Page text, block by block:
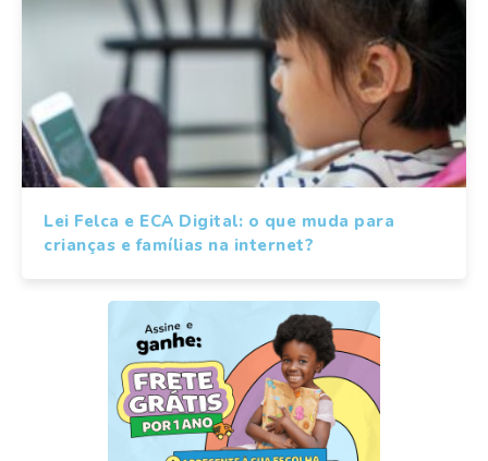
Lei Felca e ECA Digital: o que muda para
crianças e famílias na internet?